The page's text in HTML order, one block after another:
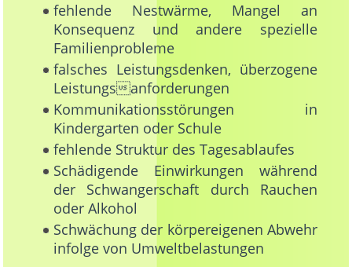
fehlende Nestwärme, Mangel an
Konsequenz und andere spezielle
Familienprobleme
falsches Leistungsdenken, überzogene
Leistungsanforderungen
Kommunikationsstörungen in
Kindergarten oder Schule
fehlende Struktur des Tagesablaufes
Schädigende Einwirkungen während
der Schwangerschaft durch Rauchen
oder Alkohol
Schwächung der körpereigenen Abwehr
infolge von Umweltbelastungen